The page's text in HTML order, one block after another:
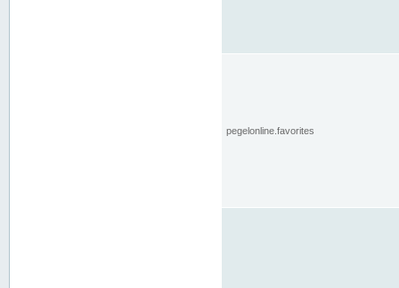
pegelonline.favorites